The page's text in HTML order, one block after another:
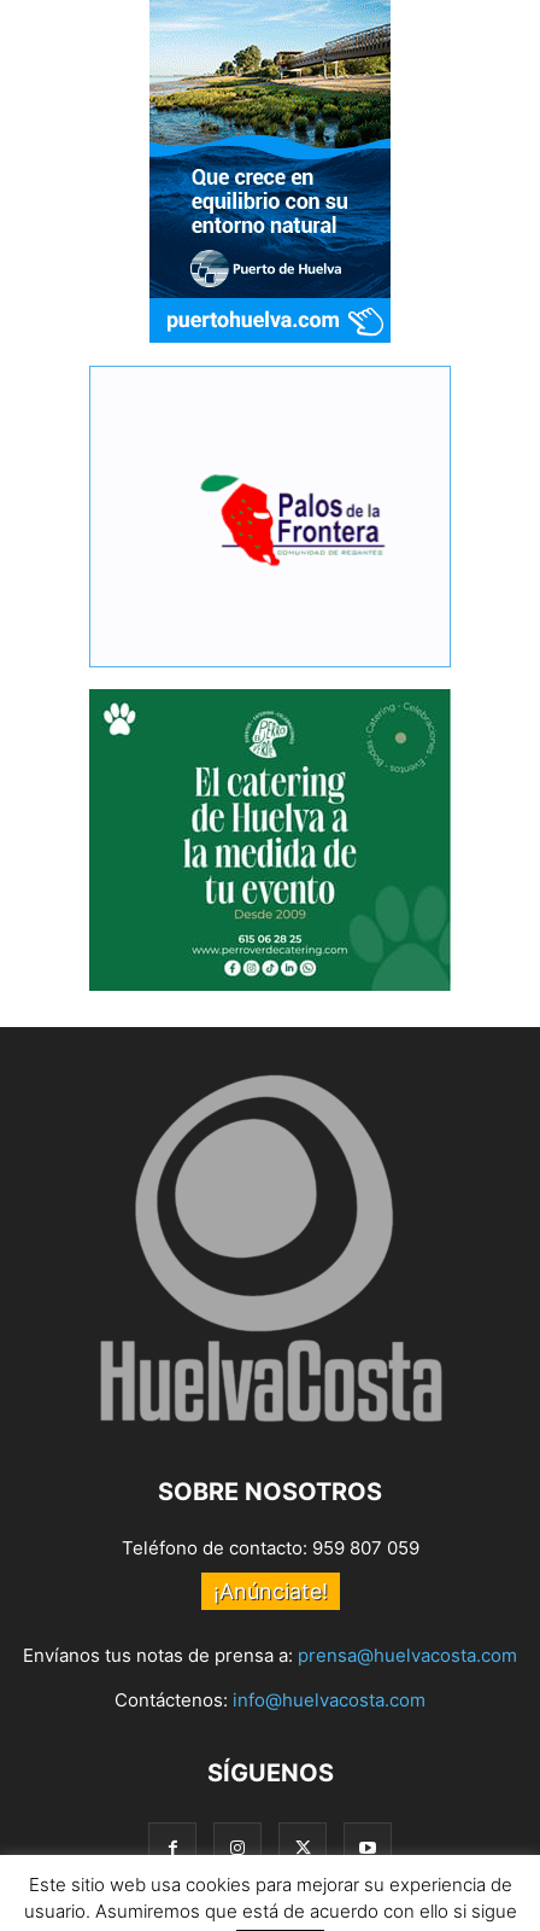
SOBRE NOSOTROS
Teléfono de contacto: 959 807 059
¡Anúnciate!
Envíanos tus notas de prensa a: prensa@huelvacosta.com
Contáctenos: info@huelvacosta.com
SÍGUENOS
Este sitio web usa cookies para mejorar su experiencia de
usuario. Asumiremos que está de acuerdo con ello si sigue